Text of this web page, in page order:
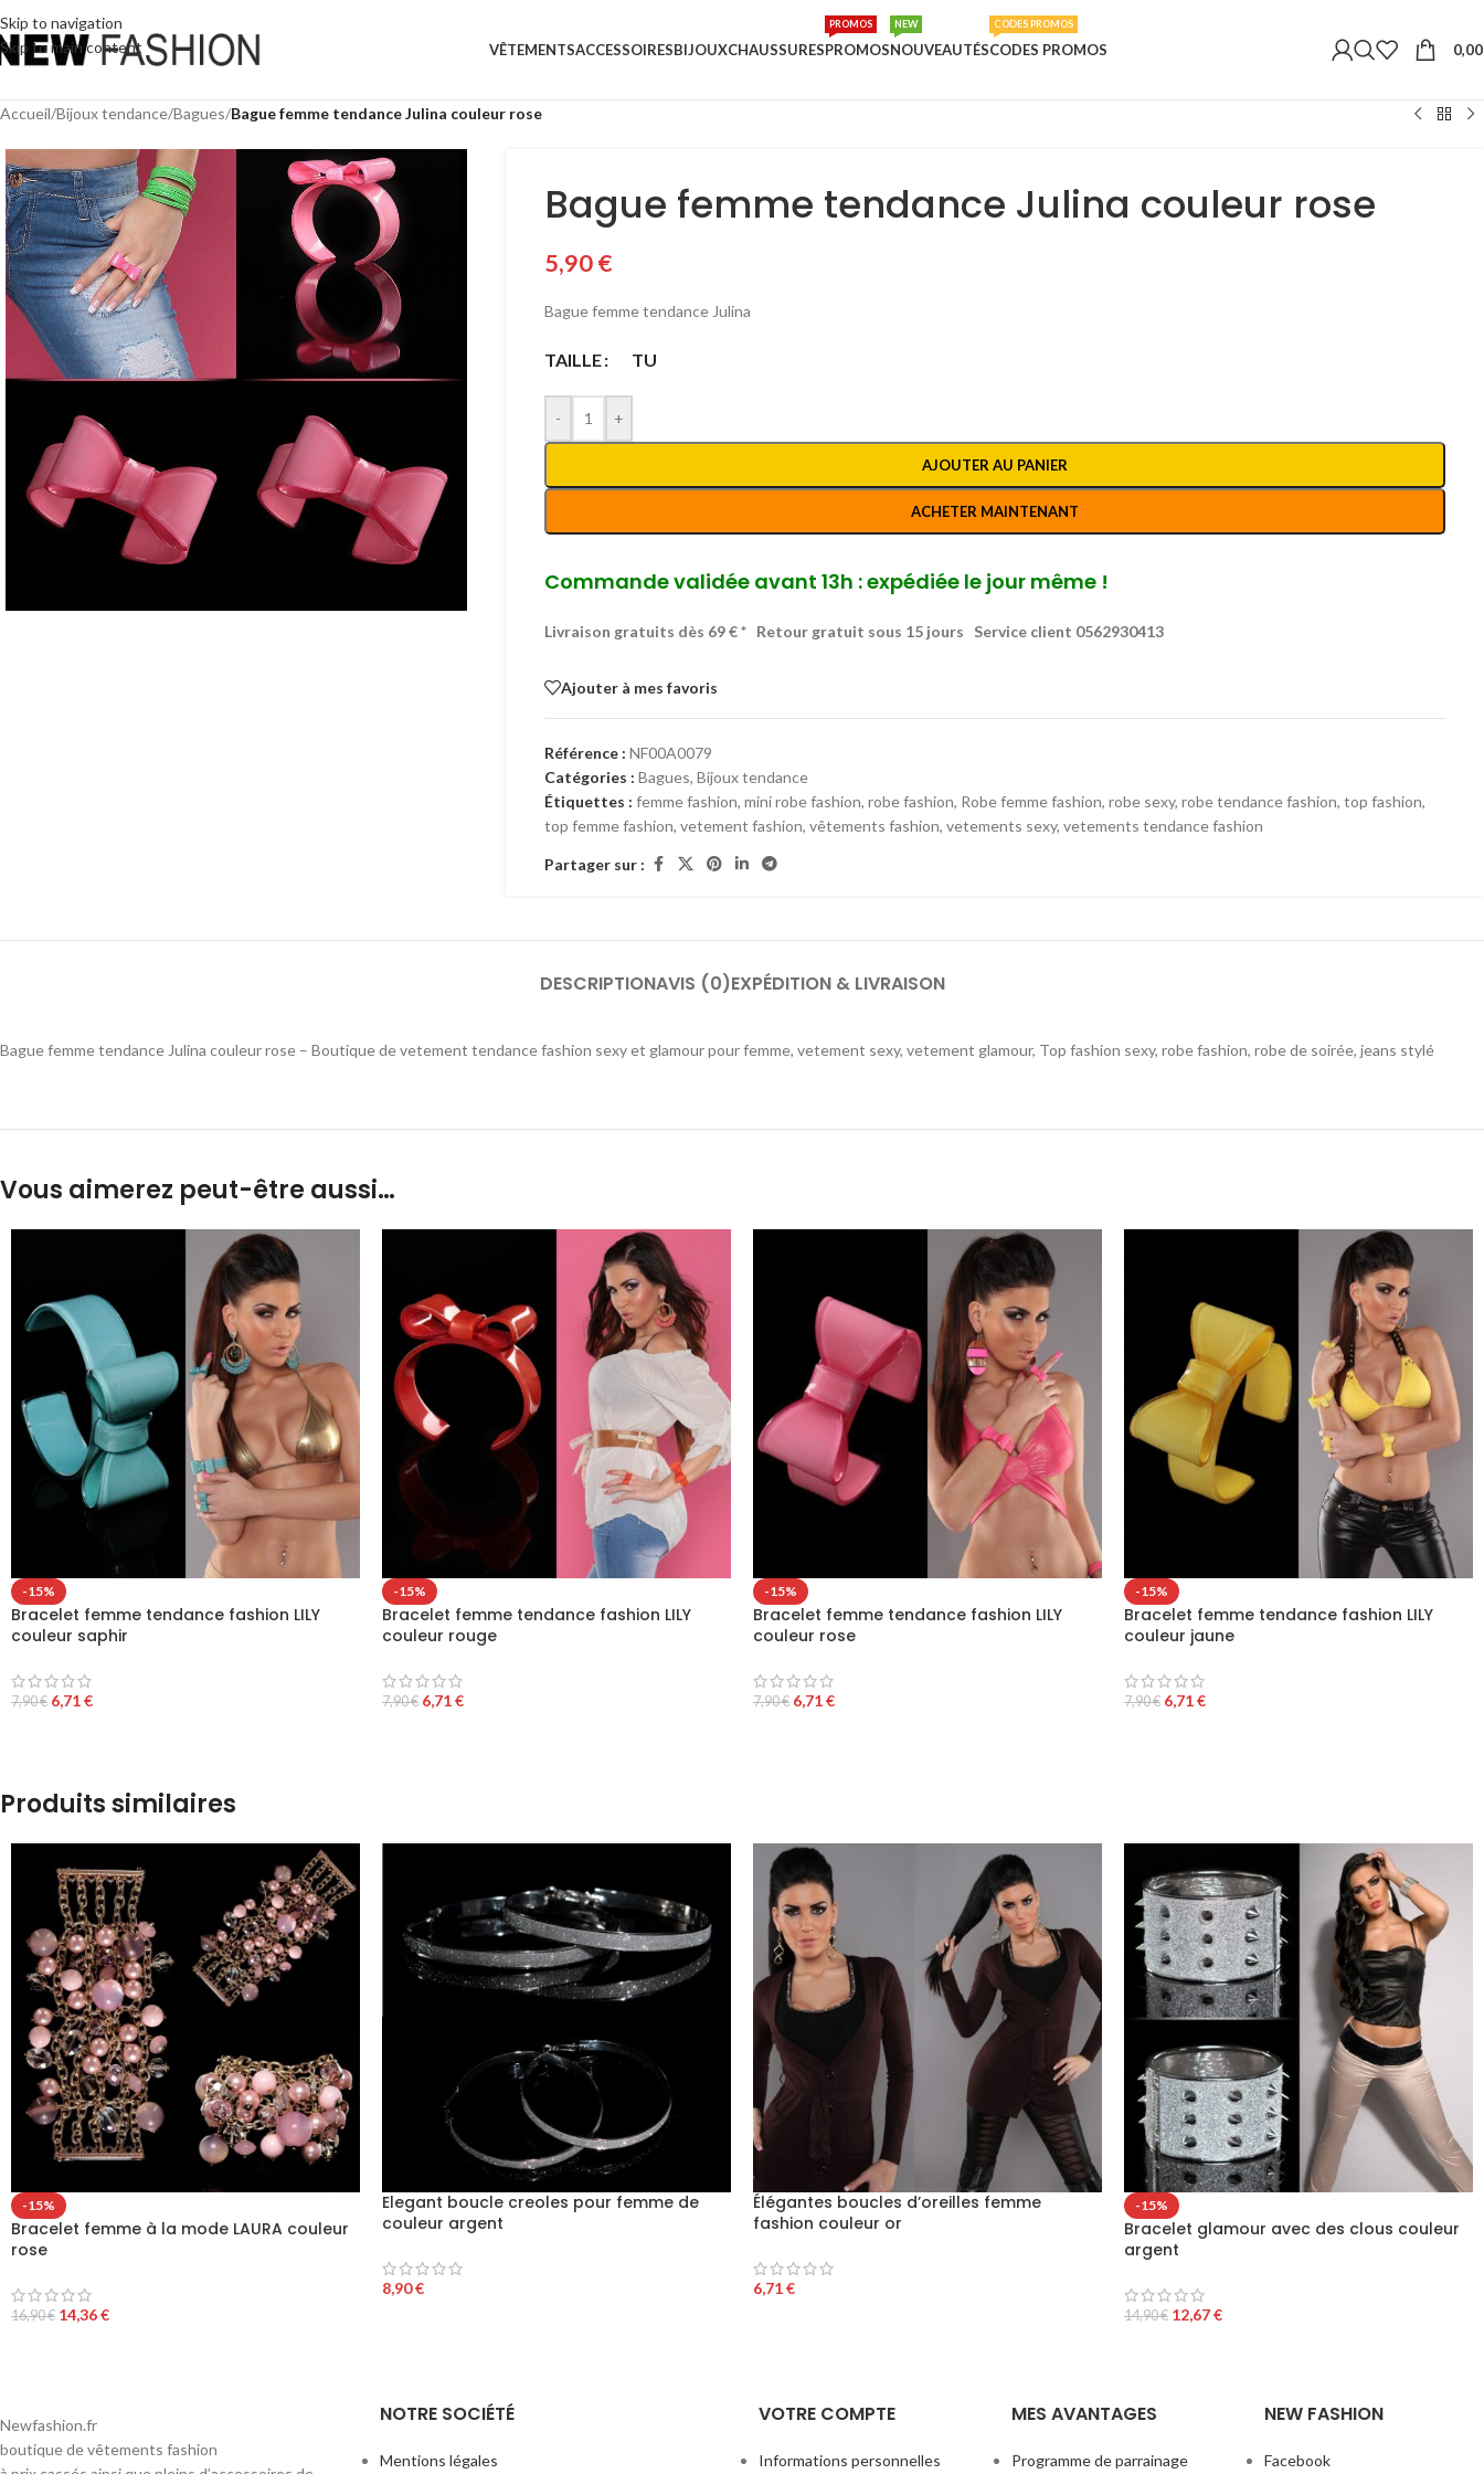
Skip to navigation
Skip to main content
VÊTEMENTSACCESSOIRESBIJOUXCHAUSSURESPROMOS
PROMOS
NOUVEAUTÉS
NEW
CODES PROMOS
CODES PROMOS
Accueil/Bijoux tendance/Bagues/Bague femme tendance Julina couleur rose
Bague femme tendance Julina couleur rose
5,90€
Bague femme tendance Julina
TAILLE TU
- +
AJOUTER AU PANIER
ACHETER MAINTENANT
Commande validée avant 13h : expédiée le jour même !
Livraison gratuits dès 69 € * Retour gratuit sous 15 jours Service client 0562930413
Ajouter à mes favoris
Référence : NF00A0079
Catégories : Bagues, Bijoux tendance
Étiquettes : femme fashion, mini robe fashion, robe fashion, Robe femme fashion, robe sexy, robe tendance fashion, top fashion,
top femme fashion, vetement fashion, vêtements fashion, vetements sexy, vetements tendance fashion
Partager sur :
DESCRIPTIONAVIS (0)EXPÉDITION & LIVRAISON
Bague femme tendance Julina couleur rose – Boutique de vetement tendance fashion sexy et glamour pour femme, vetement sexy, vetement glamour, Top fashion sexy, robe fashion, robe de soirée, jeans stylé
Vous aimerez peut-être aussi…
-15%
Bracelet femme tendance fashion LILY
couleur saphir
7,90€ 6,71€
-15%
Bracelet femme tendance fashion LILY
couleur rouge
7,90€ 6,71€
-15%
Bracelet femme tendance fashion LILY
couleur rose
7,90€ 6,71€
-15%
Bracelet femme tendance fashion LILY
couleur jaune
7,90€ 6,71€
Produits similaires
-15%
Bracelet femme à la mode LAURA couleur
rose
16,90€ 14,36€
Elegant boucle creoles pour femme de
couleur argent
8,90€
Élégantes boucles d’oreilles femme
fashion couleur or
6,71€
-15%
Bracelet glamour avec des clous couleur
argent
14,90€ 12,67€
Newfashion.fr
boutique de vêtements fashion
NOTRE SOCIÉTÉ
Mentions légales
VOTRE COMPTE
Informations personnelles
MES AVANTAGES
Programme de parrainage
NEW FASHION
Facebook